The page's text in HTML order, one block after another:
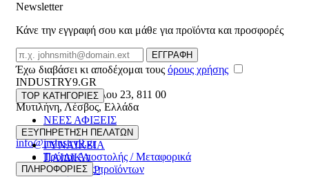
Newsletter
Κάνε την εγγραφή σου και μάθε για προϊόντα και προσφορές
Email
ΕΓΓΡΑΦΗ
Έχω διαβάσει κι αποδέχομαι τους όρους χρήσης
INDUSTRY9.GR
Ελευθέριου Βενιζέλου 23, 811 00
Μυτιλήνη,Λέσβος,Ελλάδα
22510 55629
info@industry9.gr
TOP ΚΑΤΗΓΟΡΙΕΣ
ΝΕΕΣ ΑΦΙΞΕΙΣ
ΑΝΔΡΙΚΑ
ΓΥΝΑΙΚΕΙΑ
ΠΑΙΔΙΚΑ
ΑΞΕΣΟΥΑΡ
ΕΞΥΠΗΡΕΤΗΣΗ ΠΕΛΑΤΩΝ
Τρόποι Αποστολής / Μεταφορικά
Επιστροφές προϊόντων
ΠΛΗΡΟΦΟΡΙΕΣ